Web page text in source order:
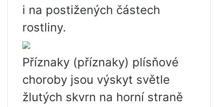
i na postižených částech
rostliny.
Příznaky (příznaky) plísňové
choroby jsou výskyt světle
žlutých skvrn na horní straně